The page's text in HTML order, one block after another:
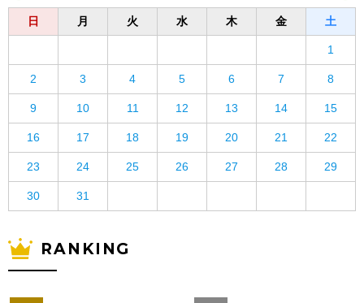
日 月 火 水 木 金 土
1
2 3 4 5 6 7 8
9 10 11 12 13 14 15
16 17 18 19 20 21 22
23 24 25 26 27 28 29
30 31
RANKING